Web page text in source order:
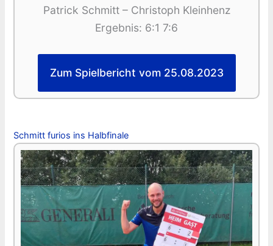
Patrick Schmitt – Christoph Kleinhenz
Ergebnis: 6:1 7:6
Zum Spielbericht vom 25.08.2023
Schmitt furios ins Halbfinale